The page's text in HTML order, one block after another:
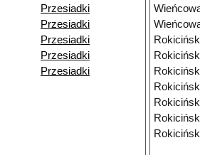
Przesiadki
Przesiadki
Przesiadki
Przesiadki
Przesiadki